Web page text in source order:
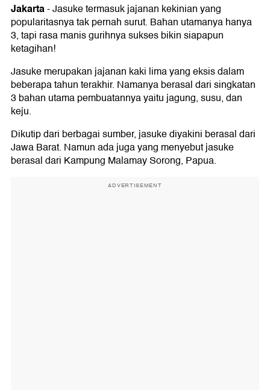
Jakarta-Jasuke termasuk jajanan kekinian yang
popularitasnya tak pernah surut. Bahan utamanya hanya
3, tapi rasa manis gurihnya sukses bikin siapapun
ketagihan!
Jasuke merupakan jajanan kaki lima yang eksis dalam
beberapa tahun terakhir. Namanya berasal dari singkatan
3 bahan utama pembuatannya yaitu jagung, susu, dan
keju.
Dikutip dari berbagai sumber, jasuke diyakini berasal dari
Jawa Barat. Namun ada juga yang menyebut jasuke
berasal dari Kampung Malamay Sorong, Papua.
ADVERTISEMENT